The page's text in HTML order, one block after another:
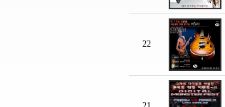
22